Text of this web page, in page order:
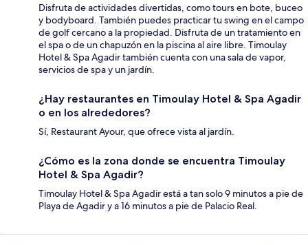
Disfruta de actividades divertidas, como tours en bote, buceo
y bodyboard. También puedes practicar tu swing en el campo
de golf cercano a la propiedad. Disfruta de un tratamiento en
el spa o de un chapuzón en la piscina al aire libre. Timoulay
Hotel & Spa Agadir también cuenta con una sala de vapor,
servicios de spa y un jardín.
¿Hay restaurantes en Timoulay Hotel & Spa Agadir
o en los alrededores?
Sí, Restaurant Ayour, que ofrece vista al jardín.
¿Cómo es la zona donde se encuentra Timoulay
Hotel & Spa Agadir?
Timoulay Hotel & Spa Agadir está a tan solo 9 minutos a pie de
Playa de Agadir y a 16 minutos a pie de Palacio Real.